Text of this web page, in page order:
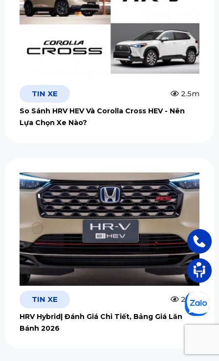
TIN XE 2.5m
So Sánh HRV HEV Và Corolla Cross HEV - Nên
Lựa Chọn Xe Nào?
TIN XE 2.5m
HRV Hybrid| Đánh Giá Chi Tiết, Bảng Giá Lăn
Bánh 2026